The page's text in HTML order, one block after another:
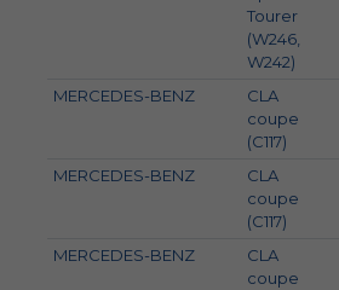
Tourer
(W246,
W242)
MERCEDES-BENZ
CLA
coupe
(C117)
MERCEDES-BENZ
CLA
coupe
(C117)
MERCEDES-BENZ
CLA
coupe